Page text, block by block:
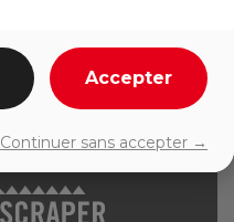
Accepter
Continuer sans accepter →